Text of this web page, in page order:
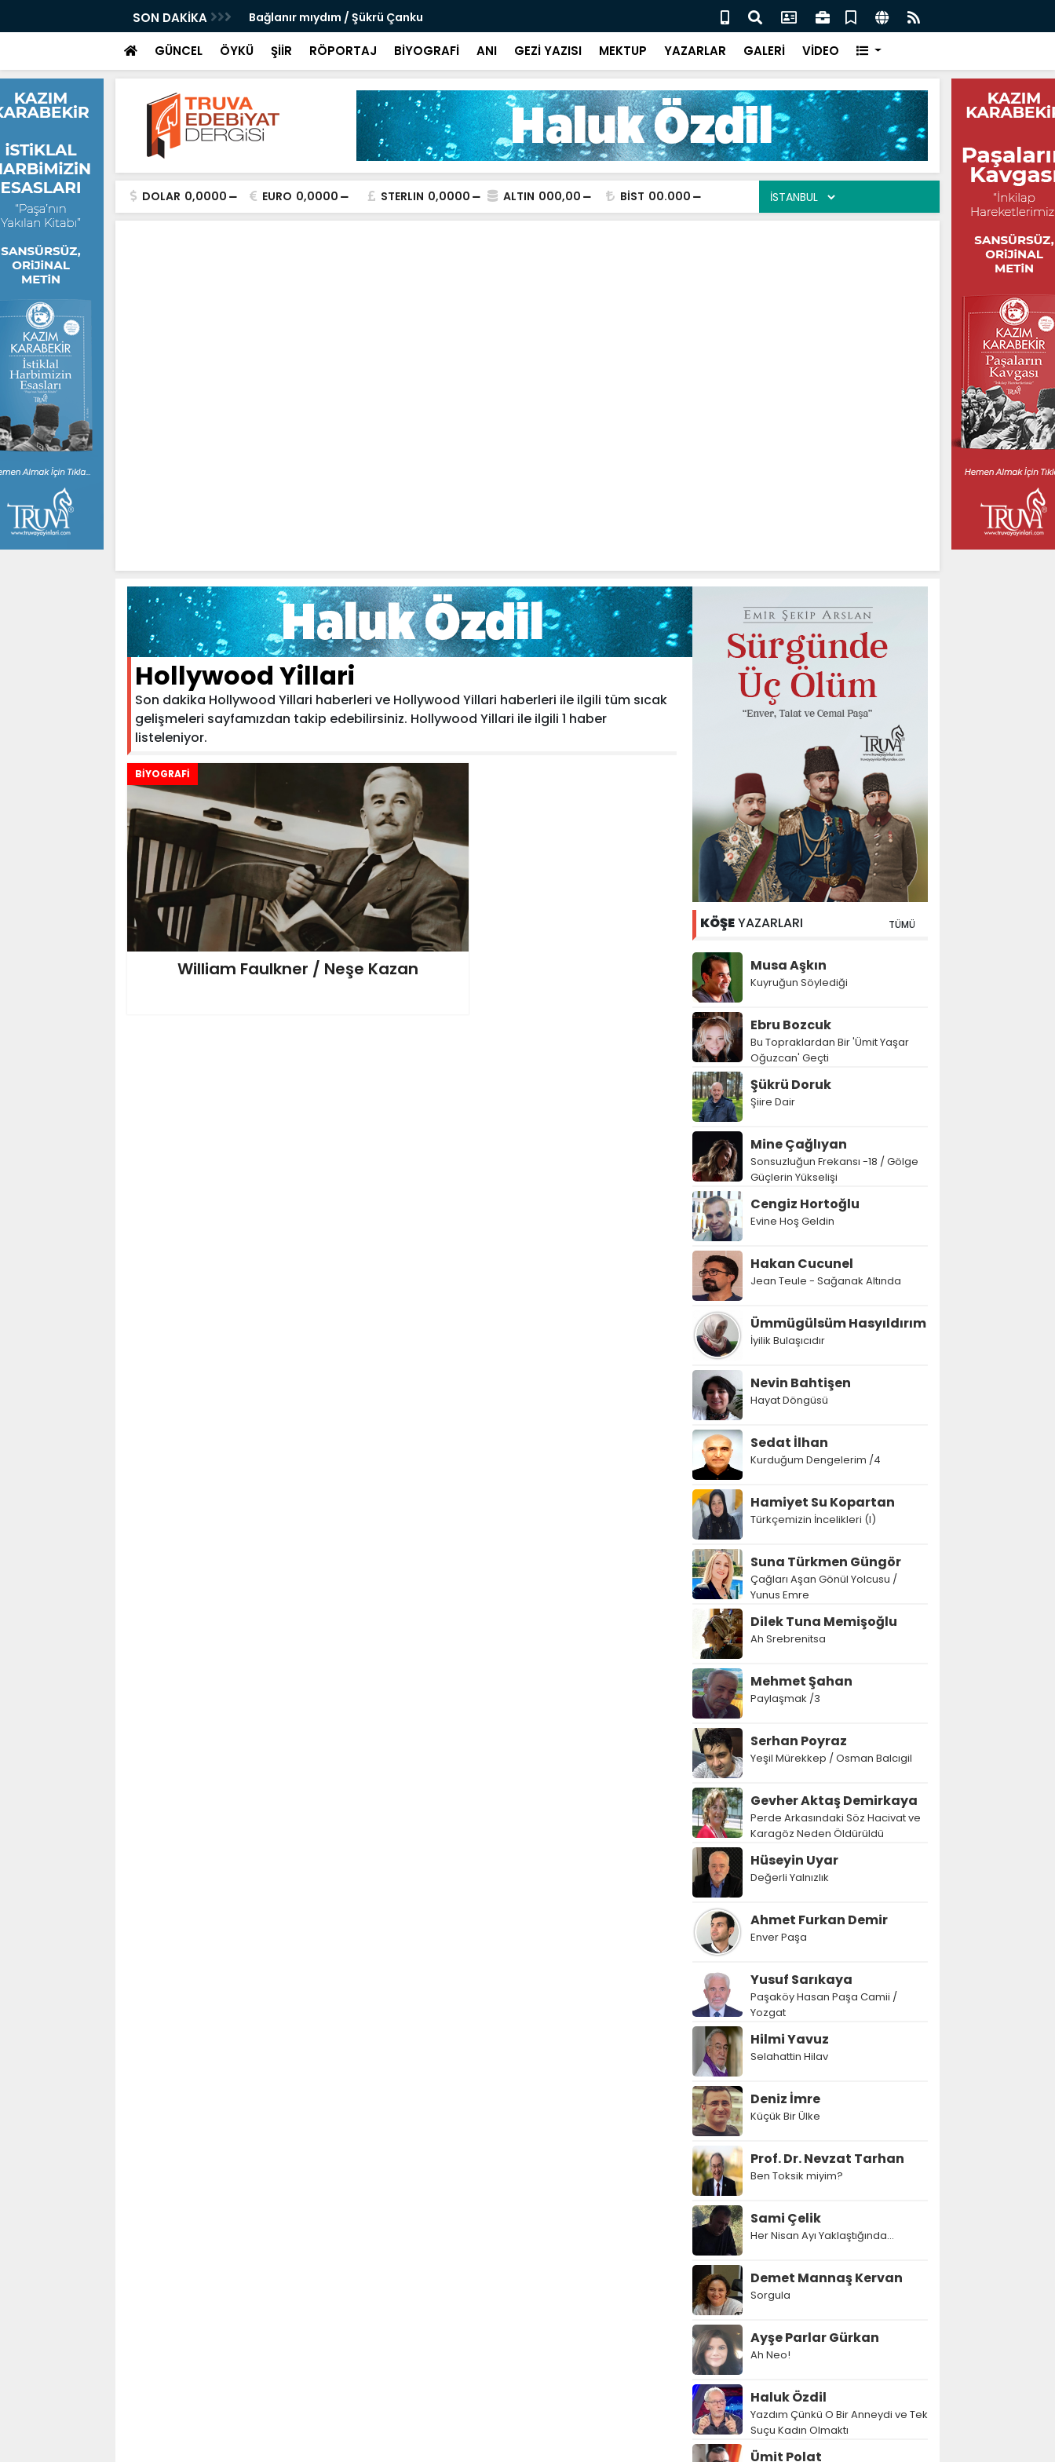
SON DAKİKA Bağlanır mıydım / Şükrü Çanku Değeri Yoktur / Şuayip Odabaşı
GÜNCEL ÖYKÜ ŞİİR RÖPORTAJ BİYOGRAFİ ANI GEZİ YAZISI MEKTUP YAZARLAR GALERİ VİDEO
DOLAR 0,0000 EURO 0,0000 STERLIN 0,0000 ALTIN 000,00 BİST 00.000
Hollywood Yillari
Son dakika Hollywood Yillari haberleri ve Hollywood Yillari haberleri ile ilgili tüm sıcak
gelişmeleri sayfamızdan takip edebilirsiniz. Hollywood Yillari ile ilgili 1 haber
listeleniyor.
BİYOGRAFİ
William Faulkner / Neşe Kazan
KÖŞEYAZARLARI TÜMÜ
Musa Aşkın
Kuyruğun Söylediği
Ebru Bozcuk
Bu Topraklardan Bir 'Ümit Yaşar
Oğuzcan' Geçti
Şükrü Doruk
Şiire Dair
Mine Çağlıyan
Sonsuzluğun Frekansı -18 / Gölge
Güçlerin Yükselişi
Cengiz Hortoğlu
Evine Hoş Geldin
Hakan Cucunel
Jean Teule - Sağanak Altında
Ümmügülsüm Hasyıldırım
İyilik Bulaşıcıdır
Nevin Bahtişen
Hayat Döngüsü
Sedat İlhan
Kurduğum Dengelerim /4
Hamiyet Su Kopartan
Türkçemizin İncelikleri (I)
Suna Türkmen Güngör
Çağları Aşan Gönül Yolcusu /
Yunus Emre
Dilek Tuna Memişoğlu
Ah Srebrenitsa
Mehmet Şahan
Paylaşmak /3
Serhan Poyraz
Yeşil Mürekkep / Osman Balcıgil
Gevher Aktaş Demirkaya
Perde Arkasındaki Söz Hacivat ve
Karagöz Neden Öldürüldü
Hüseyin Uyar
Değerli Yalnızlık
Ahmet Furkan Demir
Enver Paşa
Yusuf Sarıkaya
Paşaköy Hasan Paşa Camii /
Yozgat
Hilmi Yavuz
Selahattin Hilav
Deniz İmre
Küçük Bir Ülke
Prof. Dr. Nevzat Tarhan
Ben Toksik miyim?
Sami Çelik
Her Nisan Ayı Yaklaştığında...
Demet Mannaş Kervan
Sorgula
Ayşe Parlar Gürkan
Ah Neo!
Haluk Özdil
Yazdım Çünkü O Bir Anneydi ve Tek
Suçu Kadın Olmaktı
Ümit Polat